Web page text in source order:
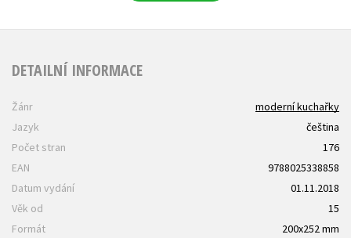
DETAILNÍ INFORMACE
Žánr
moderní kuchařky
Jazyk
čeština
Počet stran
176
EAN
9788025338858
Datum vydání
01.11.2018
Věk od
15
Formát
200x252 mm